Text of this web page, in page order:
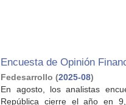
Encuesta de Opinión
Fedesarrollo (2025-08)
En agosto, los analistas
República cierre el año en